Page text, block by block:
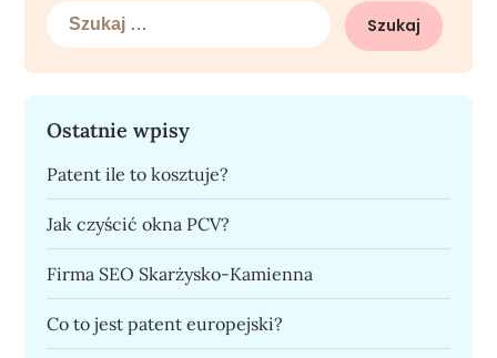
Szukaj:
Ostatnie wpisy
Patent ile to kosztuje?
Jak czyścić okna PCV?
Firma SEO Skarżysko-Kamienna
Co to jest patent europejski?